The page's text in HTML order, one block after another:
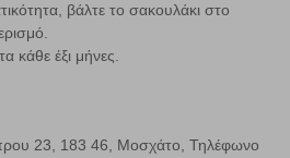
βάλτε το σακουλάκι στο
κάθε έξι μήνες.
23, 183 46, Μοσχάτο, Τηλέφωνο
όλων